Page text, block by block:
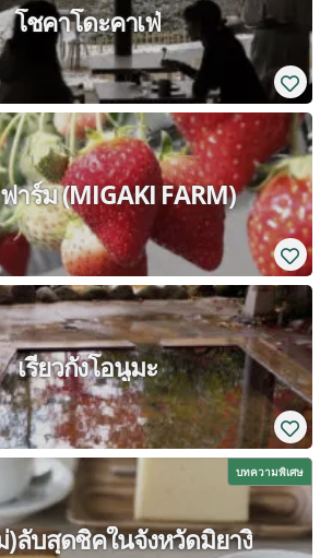
โชคาโดะคาเฟ่
าร์ม (MIGAKI FARM)
เรียวกังโอนูมะ
บทความพิเศษ
)ลับสุดชิคในจังหวัดมิยางิ